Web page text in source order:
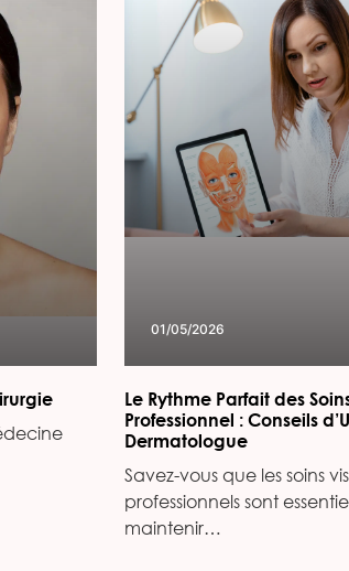
01/05/2026
Le Rythme Parfait des
Professionnel : Conseils
Dermatologue
Savez-vous que les soins
professionnels sont
maintenir…